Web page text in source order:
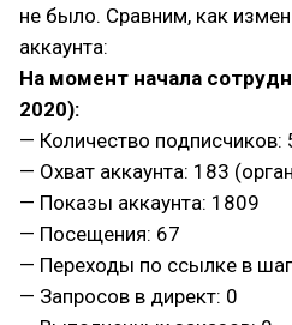
не было. Сравним, как
аккаунта:
На момент начала
2020):
— Количество подписчиков:
— Охват аккаунта: 183
— Показы аккаунта: 1809
— Посещения: 67
— Переходы по ссылке в
— Запросов в директ: 0